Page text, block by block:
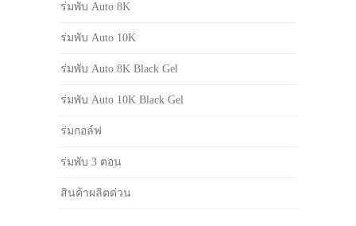
ร่มพับ Auto 8K
ร่มพับ Auto 10K
ร่มพับ Auto 8K Black Gel
ร่มพับ Auto 10K Black Gel
ร่มกอล์ฟ
ร่มพับ 3 ตอน
สินค้าผลิตด่วน